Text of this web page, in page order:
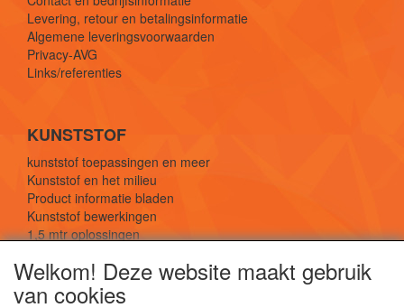
Levering, retour en betalingsinformatie
Algemene leveringsvoorwaarden
Privacy-AVG
Links/referenties
KUNSTSTOF
kunststof toepassingen en meer
Kunststof en het milieu
Product informatie bladen
Kunststof bewerkingen
1,5 mtr oplossingen
Welkom! Deze website maakt gebruik
van cookies